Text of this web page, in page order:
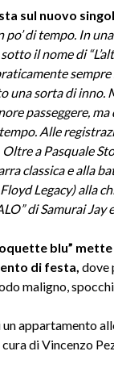
sul nuovo
po’ di tempo. In
il nome di
una sorta di inno.
passeggere,
Alle
a Pasquale
classica e alla
Legacy) alla
di Samurai Jay
blu”
di festa, dove
maligno,
appartamento
di Vincenzo